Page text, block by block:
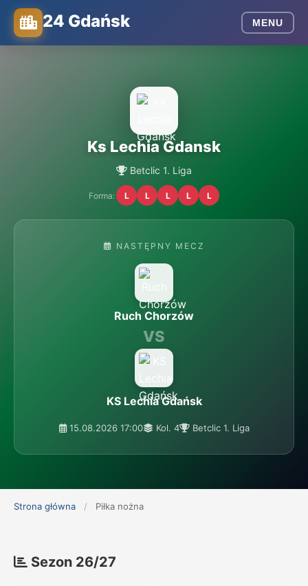
24 Gdańsk MENU
Ks Lechia Gdansk
Betclic 1. Liga
Forma: L L L L L
NASTĘPNY MECZ
Ruch Chorzów
VS
KS Lechia Gdańsk
15.08.2026 17:00 Kol. 4 Betclic 1. Liga
Strona główna / Piłka nożna
Sezon 26/27